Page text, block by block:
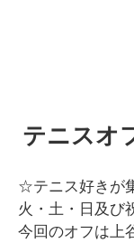
テニスオ
☆テニス好きが
火・土・日及び
今回のオフは上